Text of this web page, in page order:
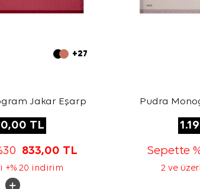
+27
Jakar Eşarp
TL
833,00 TL
+% 20 indirim
Pudra
Sepette
2 ve